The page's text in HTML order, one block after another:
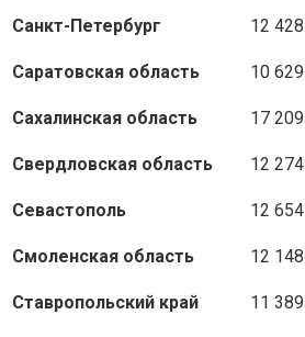
Санкт-Петербург 12 428
Саратовская область 10 629
Сахалинская область 17 209
Свердловская область 12 274
Севастополь 12 654
Смоленская область 12 148
Ставропольский край 11 389